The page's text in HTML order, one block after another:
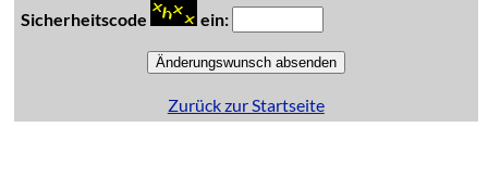
Sicherheitscode
ein:
Zurück zur Startseite